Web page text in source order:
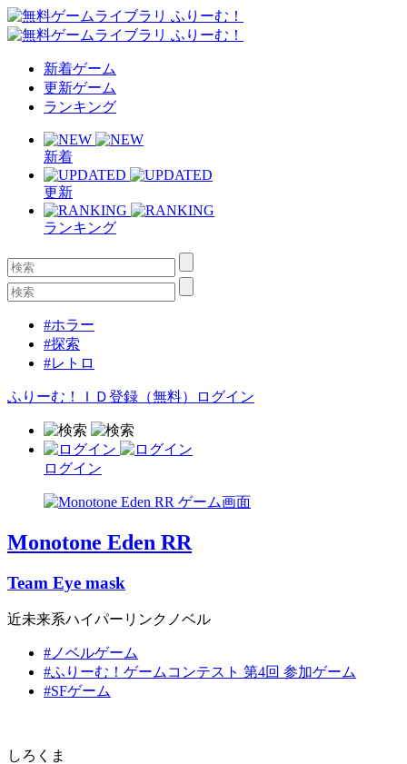
新着ゲーム
更新ゲーム
ランキング
新着
更新
ランキング
#ホラー
#探索
#レトロ
ふりーむ！ＩＤ登録（無料） ログイン
ログイン
Monotone Eden RR
Team Eye mask
近未来系ハイパーリンクノベル
#ノベルゲーム
#ふりーむ！ゲームコンテスト 第4回 参加ゲーム
#SFゲーム
しろくま